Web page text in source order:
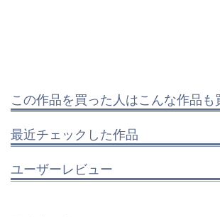
この作品を買った人はこんな作品も
最近チェックした作品
ユーザーレビュー